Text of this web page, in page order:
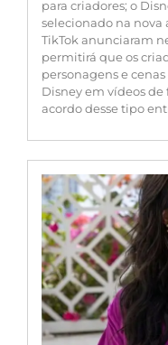
para criadores; o
selecionado na nova
TikTok anunciaram
permitirá que os
personagens e
Disney em vídeos
acordo desse tipo